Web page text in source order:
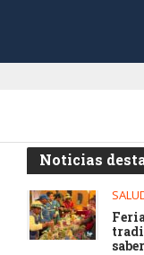
Noticias